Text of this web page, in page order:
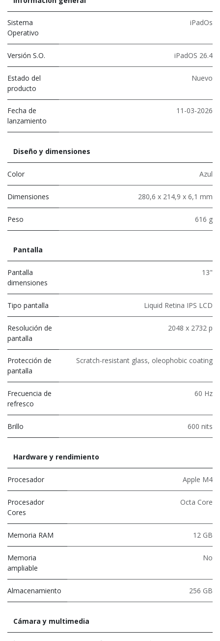
Sistema
Operativo
iPadOs
Versión S.O. iPadOS 26.4
Estado del
producto
Nuevo
Fecha de
lanzamiento
11-03-2026
Diseño y dimensiones
Color Azul
Dimensiones 280,6 x 214,9 x 6,1 mm
Peso 616 g
Pantalla
Pantalla
dimensiones
13"
Tipo pantalla Liquid Retina IPS LCD
Resolución de
pantalla
2048 x 2732 p
Protección de
pantalla
Scratch-resistant glass, oleophobic coating
Frecuencia de
refresco
60 Hz
Brillo 600 nits
Hardware y rendimiento
Procesador Apple M4
Procesador
Cores
Octa Core
Memoria RAM 12 GB
Memoria
ampliable
No
Almacenamiento 256 GB
Cámara y multimedia